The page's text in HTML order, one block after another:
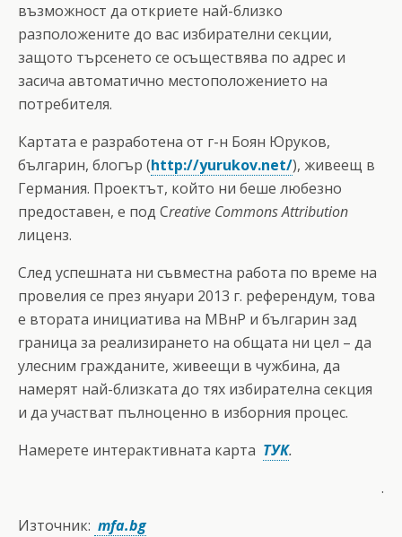
възможност да откриете най-близко
разположените до вас избирателни секции,
защото търсенето се осъществява по адрес и
засича автоматично местоположението на
потребителя.
Картата е разработена от г-н Боян Юруков,
българин, блогър (http://yurukov.net/), живеещ в
Германия. Проектът, който ни беше любезно
предоставен, е под Creative Commons Attribution
лиценз.
След успешната ни съвместна работа по време на
провелия се през януари 2013 г. референдум, това
е втората инициатива на МВнР и българин зад
граница за реализирането на общата ни цел – да
улесним гражданите, живеещи в чужбина, да
намерят най-близката до тях избирателна секция
и да участват пълноценно в изборния процес.
Намерете интерактивната карта ТУК.
.
Източник: mfa.bg